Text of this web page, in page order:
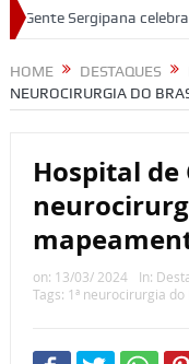
100 anos com
HOME DESTAQUES
NEUROCIRURGIA DO
Hospital de
on: 13/03/ 2024 In:
Tags: 1ª neurocirurgia do